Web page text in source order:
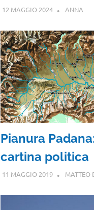
12 MAGGIO 2024 ANNA
Pianura
cartina politica
11 MAGGIO 2019 MATTEO